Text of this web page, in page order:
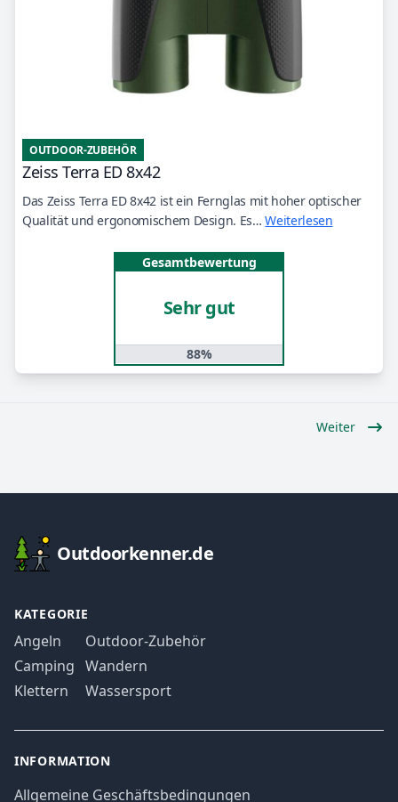
OUTDOOR-ZUBEHÖR
Zeiss Terra ED 8x42
Das Zeiss Terra ED 8x42 ist ein Fernglas mit hoher optischer
Qualität und ergonomischem Design. Es…Weiterlesen
Gesamtbewertung
Sehr gut
88%
Weiter
Outdoorkenner.de
KATEGORIE
Angeln
Camping
Klettern
Outdoor-Zubehör
Wandern
Wassersport
INFORMATION
Allgemeine Geschäftsbedingungen